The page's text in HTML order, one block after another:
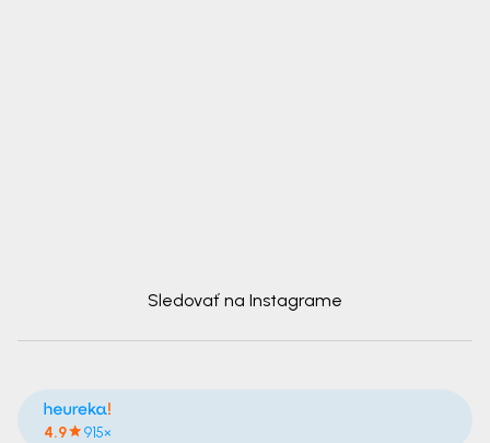
Sledovať na Instagrame
4.9 915×